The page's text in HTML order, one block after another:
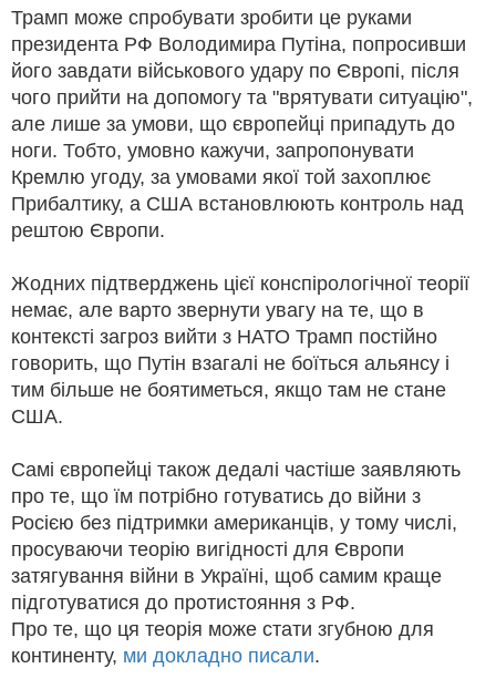
Трамп може спробувати зробити це руками
президента РФ Володимира Путіна, попросивши
його завдати військового удару по Європі, після
чого прийти на допомогу та "врятувати ситуацію",
але лише за умови, що європейці припадуть до
ноги. Тобто, умовно кажучи, запропонувати
Кремлю угоду, за умовами якої той захоплює
Прибалтику, а США встановлюють контроль над
рештою Європи.
Жодних підтверджень цієї конспірологічної теорії
немає, але варто звернути увагу на те, що в
контексті загроз вийти з НАТО Трамп постійно
говорить, що Путін взагалі не боїться альянсу і
тим більше не боятиметься, якщо там не стане
США.
Самі європейці також дедалі частіше заявляють
про те, що їм потрібно готуватись до війни з
Росією без підтримки американців, у тому числі,
просуваючи теорію вигідності для Європи
затягування війни в Україні, щоб самим краще
підготуватися до протистояння з РФ.
Про те, що ця теорія може стати згубною для
континенту, ми докладно писали.